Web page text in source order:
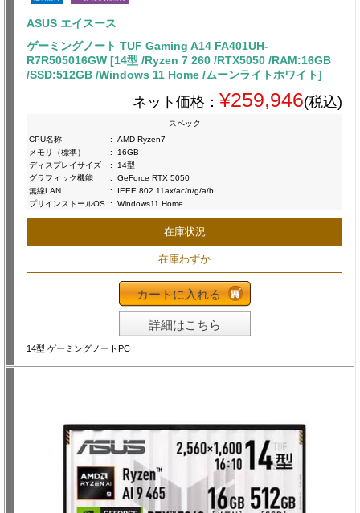
ASUS エイスース
ゲーミングノート TUF Gaming A14 FA401UH-
R7R505016GW [14型 /Ryzen 7 260 /RTX5050 /RAM:16GB
/SSD:512GB /Windows 11 Home /ムーンライトホワイト]
ネット価格： ¥259,946(税込)
スペック
CPU名称
:
AMD Ryzen7
メモリ（標準）
:
16GB
ディスプレイサイズ
:
14型
グラフィック機能
:
GeForce RTX 5050
無線LAN
:
IEEE 802.11ax/ac/n/g/a/b
プリインストールOS : Windows11 Home
在庫状況
在庫わずか
カートに入れる
詳細はこちら
14型 ゲーミングノートPC